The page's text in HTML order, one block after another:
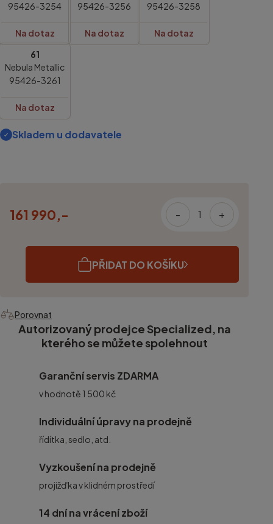
95426-3254
Na dotaz
95426-3256
Na dotaz
95426-3258
Na dotaz
61
Nebula Metallic
95426-3261
Na dotaz
Skladem u dodavatele
161 990,- - +
PŘIDAT DO KOŠÍKU
Porovnat
Autorizovaný prodejce Specialized, na
kterého se můžete spolehnout
Garanční servis ZDARMA
v hodnotě 1 500 kč
Individuální úpravy na prodejně
řídítka, sedlo, atd.
Vyzkoušení na prodejně
projižďka v klidném prostředí
14 dní na vrácení zboží